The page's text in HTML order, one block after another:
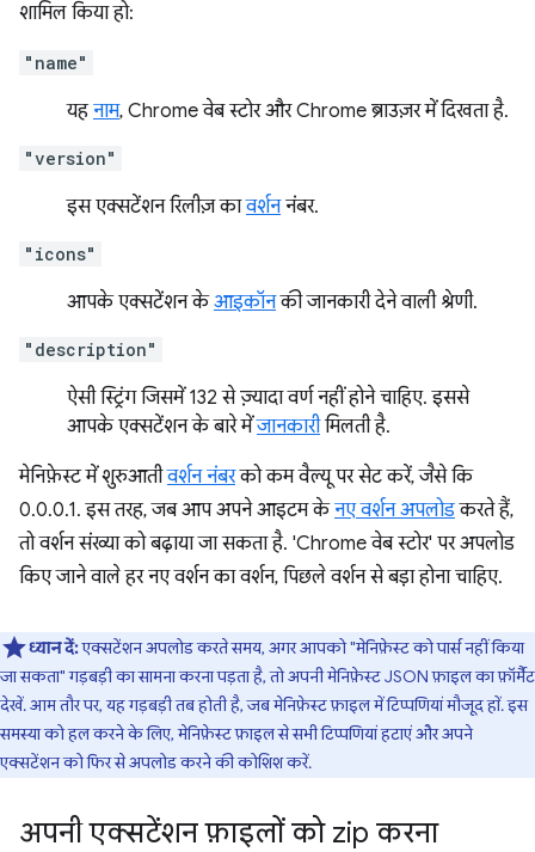
शामिल किया हो:
"name"
यह नाम, Chrome वेब स्टोर और Chrome ब्राउज़र में दिखता है.
"version"
इस एक्सटेंशन रिलीज़ कावर्शननंबर.
"icons"
आपके एक्सटेंशन केआइकॉनकी जानकारी देने वाली श्रेणी.
"description"
ऐसी स्ट्रिंग जिसमें 132 से ज़्यादा वर्ण नहीं होने चाहिए. इससे
आपके एक्सटेंशन के बारे मेंजानकारीमिलती है.
मेनिफ़ेस्ट में शुरुआतीवर्शन नंबरको कम वैल्यू पर सेट करें, जैसे कि
0.0.0.1. इस तरह, जब आप अपने आइटम केनए वर्शन अपलोडकरते हैं,
तो वर्शन संख्या को बढ़ाया जा सकता है. 'Chrome वेब स्टोर' पर अपलोड
किए जाने वाले हर नए वर्शन का वर्शन, पिछले वर्शन से बड़ा होना चाहिए.
ध्यान दें:एक्सटेंशन अपलोड करते समय, अगर आपको "मेनिफ़ेस्ट को पार्स नहीं किया
जा सकता" गड़बड़ी का सामना करना पड़ता है, तो अपनी मेनिफ़ेस्ट JSON फ़ाइल का फ़ॉर्मैट
देखें. आम तौर पर, यह गड़बड़ी तब होती है, जब मेनिफ़ेस्ट फ़ाइल में टिप्पणियां मौजूद हों. इस
समस्या को हल करने के लिए, मेनिफ़ेस्ट फ़ाइल से सभी टिप्पणियां हटाएं और अपने
एक्सटेंशन को फिर से अपलोड करने की कोशिश करें.
अपनी एक्सटेंशन फ़ाइलों को zip करना